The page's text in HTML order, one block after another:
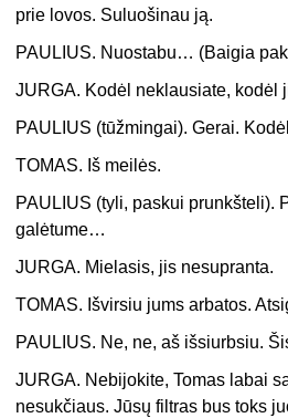
prie lovos. Suluošinau ją.
PAULIUS. Nuostabu… (Baigia
JURGA. Kodėl neklausiate, kodėl
PAULIUS (tūžmingai). Gerai.
TOMAS. Iš meilės.
PAULIUS (tyli, paskui prunkšteli).
galėtume…
JURGA. Mielasis, jis nesupranta.
TOMAS. Išvirsiu jums arbatos.
PAULIUS. Ne, ne, aš išsiurbsiu.
JURGA. Nebijokite, Tomas labai
nesukčiaus. Jūsų filtras bus toks